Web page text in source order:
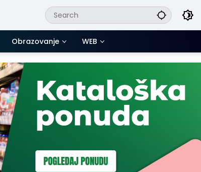
Obrazovanje WEB